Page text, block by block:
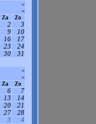
»
»
Za Zo
2
3
9
10
16
17
23
24
30 31
»
»
Za Zo
6
7
13
14
20
21
27
28
3 4